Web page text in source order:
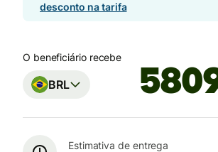
desconto na tarifa
O beneficiário recebe
BRL
Estimativa de entrega